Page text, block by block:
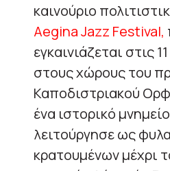
καινούριο
Aegina Jazz Festival,
εγκαινιάζεται στις
στους χώρους του
Καποδιστριακού
ένα ιστορικό
λειτούργησε ως
κρατουμένων μέχρι